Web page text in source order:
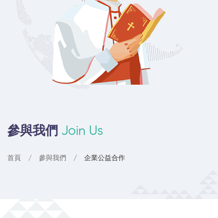
參與我們 Join Us
首頁 參與我們 企業公益合作